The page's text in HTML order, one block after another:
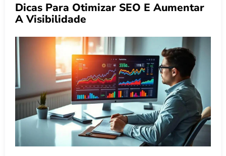
Dicas Para Otimizar SEO E Aumentar
A Visibilidade